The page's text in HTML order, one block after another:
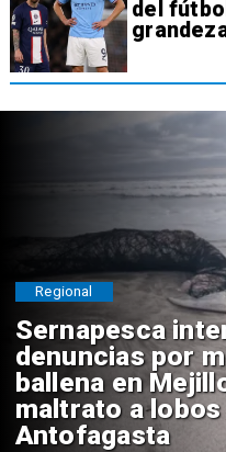
del
Sernapesca
denuncias por
ballena en
maltrato a
Antofagasta
Regional